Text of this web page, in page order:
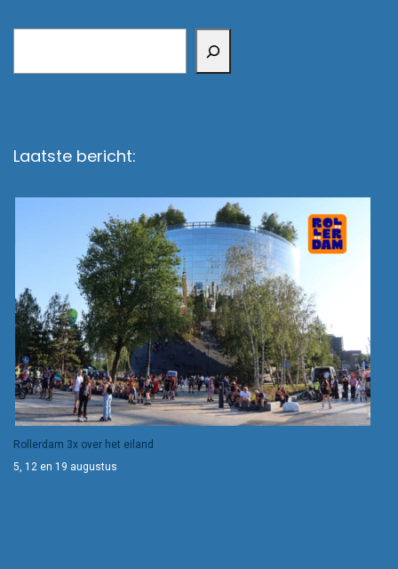
Laatste bericht:
Rollerdam 3x over het eiland
5, 12 en 19 augustus